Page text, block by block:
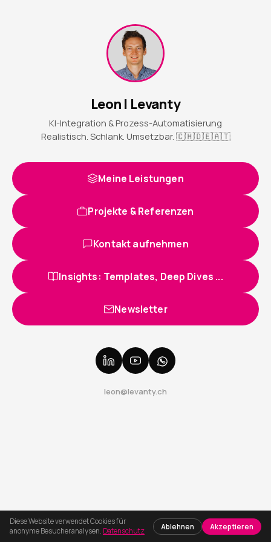
Leon | Levanty
KI-Integration & Prozess-Automatisierung
Realistisch. Schlank. Umsetzbar. 🇨🇭🇩🇪🇦🇹
Meine Leistungen
Projekte & Referenzen
Kontakt aufnehmen
Insights: Templates, Deep Dives ...
Newsletter
leon@levanty.ch
Diese Website verwendet Cookies für
anonyme Besucheranalysen. Datenschutz Ablehnen Akzeptieren